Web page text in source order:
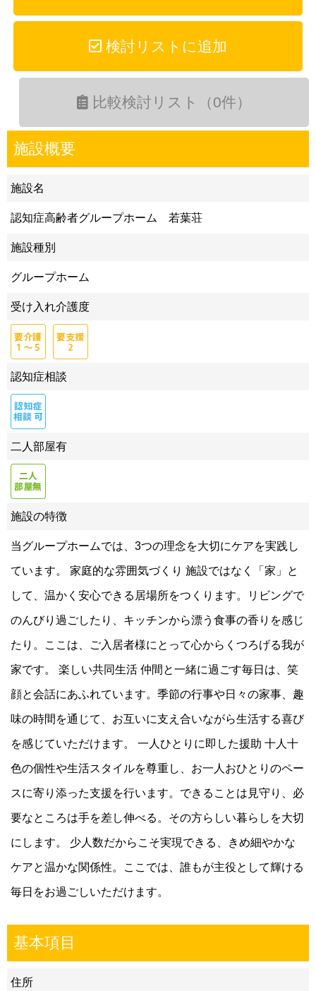
検討リストに追加
比較検討リスト（0件）
施設概要
施設名
認知症高齢者グループホーム 若葉荘
施設種別
グループホーム
受け入れ介護度
認知症相談
二人部屋有
施設の特徴
当グループホームでは、3つの理念を大切にケアを実践し
ています。 家庭的な雰囲気づくり 施設ではなく「家」と
して、温かく安心できる居場所をつくります。リビングで
のんびり過ごしたり、キッチンから漂う食事の香りを感じ
たり。ここは、ご入居者様にとって心からくつろげる我が
家です。 楽しい共同生活 仲間と一緒に過ごす毎日は、笑
顔と会話にあふれています。季節の行事や日々の家事、趣
味の時間を通じて、お互いに支え合いながら生活する喜び
を感じていただけます。 一人ひとりに即した援助 十人十
色の個性や生活スタイルを尊重し、お一人おひとりのペー
スに寄り添った支援を行います。できることは見守り、必
要なところは手を差し伸べる。その方らしい暮らしを大切
にします。 少人数だからこそ実現できる、きめ細やかな
ケアと温かな関係性。ここでは、誰もが主役として輝ける
毎日をお過ごしいただけます。
基本項目
住所